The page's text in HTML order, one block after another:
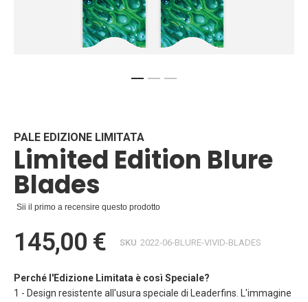
galleria
di
immagini
PALE EDIZIONE LIMITATA
Limited Edition Blure
Blades
Sii il primo a recensire questo prodotto
145,00 € SKU 2022-06-BLURE-VIVID-BLADES
Perché l'Edizione Limitata è così Speciale?
1 - Design resistente all'usura speciale di Leaderfins. L'immagine